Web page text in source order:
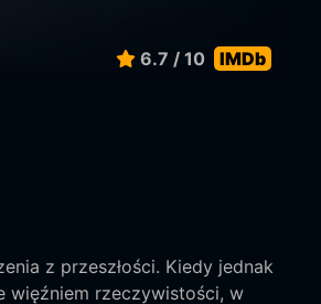
6.7 / 10 IMDb
z przeszłości. Kiedy jednak
więźniem rzeczywistości, w